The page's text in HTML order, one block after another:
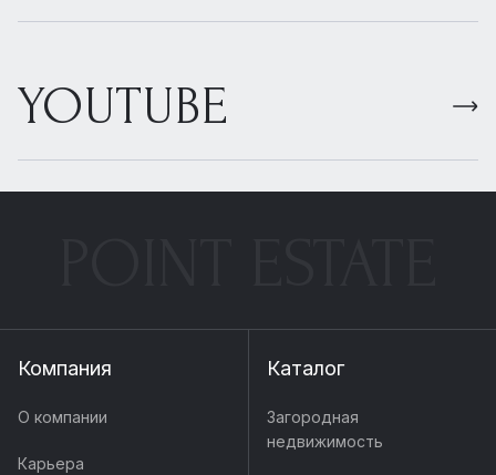
YOUTUBE
Компания
О компании
Карьера
Каталог
Загородная
недвижимость